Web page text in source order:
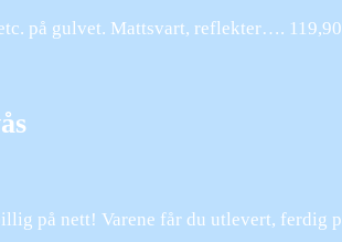
på gulvet. Mattsvart, reflekter….
på nett! Varene får du utlevert, ferdig